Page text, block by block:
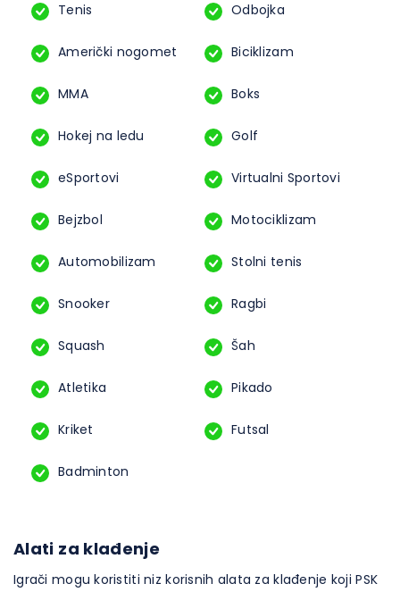
Tenis Odbojka
Američki nogomet Biciklizam
MMA Boks
Hokej na ledu Golf
eSportovi Virtualni Sportovi
Bejzbol Motociklizam
Automobilizam Stolni tenis
Snooker Ragbi
Squash Šah
Atletika Pikado
Kriket Futsal
Badminton
Alati za klađenje
Igrači mogu koristiti niz korisnih alata za klađenje koji PSK